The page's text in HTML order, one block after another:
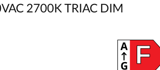
2700K TRIAC DIM
F